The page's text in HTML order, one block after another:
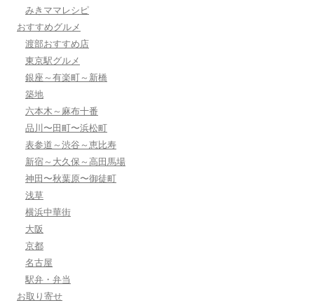
みきママレシピ
おすすめグルメ
渡部おすすめ店
東京駅グルメ
銀座～有楽町～新橋
築地
六本木～麻布十番
品川〜田町〜浜松町
表参道～渋谷～恵比寿
新宿～大久保～高田馬場
神田〜秋葉原〜御徒町
浅草
横浜中華街
大阪
京都
名古屋
駅弁・弁当
お取り寄せ